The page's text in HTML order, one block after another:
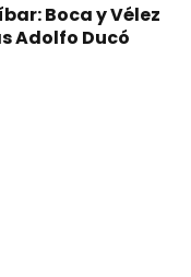
Boca y Vélez
Adolfo Ducó